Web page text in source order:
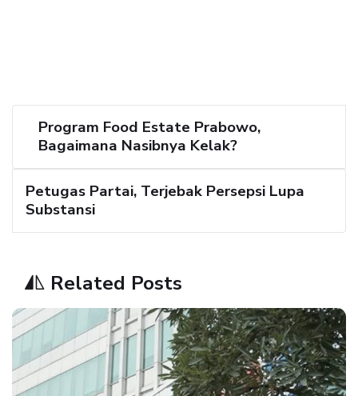
Program Food Estate Prabowo,
Bagaimana Nasibnya Kelak?
Petugas Partai, Terjebak Persepsi Lupa
Substansi
Related Posts